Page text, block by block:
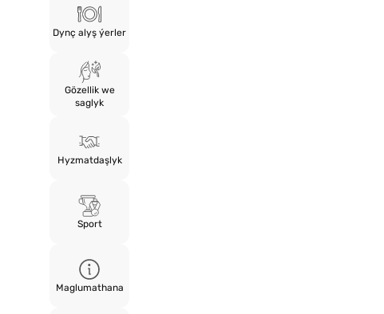
Dynç alyş ýerler
Gözellik we
saglyk
Hyzmatdaşlyk
Sport
Maglumathana